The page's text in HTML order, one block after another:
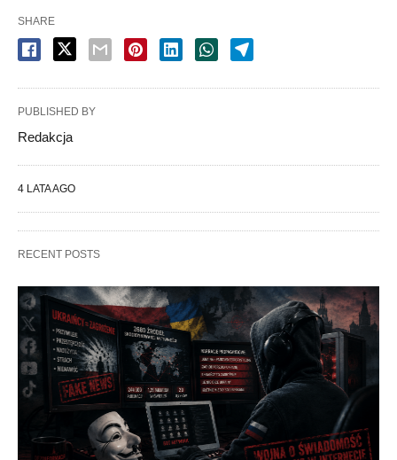
SHARE
PUBLISHED BY
Redakcja
4 LATA AGO
RECENT POSTS